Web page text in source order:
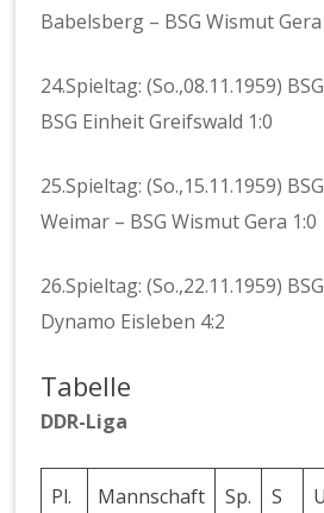
Babelsberg – BSG Wismut Gera
24.Spieltag: (So.,08.11.1959)
BSG Einheit Greifswald 1:0
25.Spieltag: (So.,15.11.1959)
Weimar – BSG Wismut Gera 1:0
26.Spieltag: (So.,22.11.1959)
Dynamo Eisleben 4:2
Tabelle
DDR-Liga
Pl. Mannschaft Sp. S U